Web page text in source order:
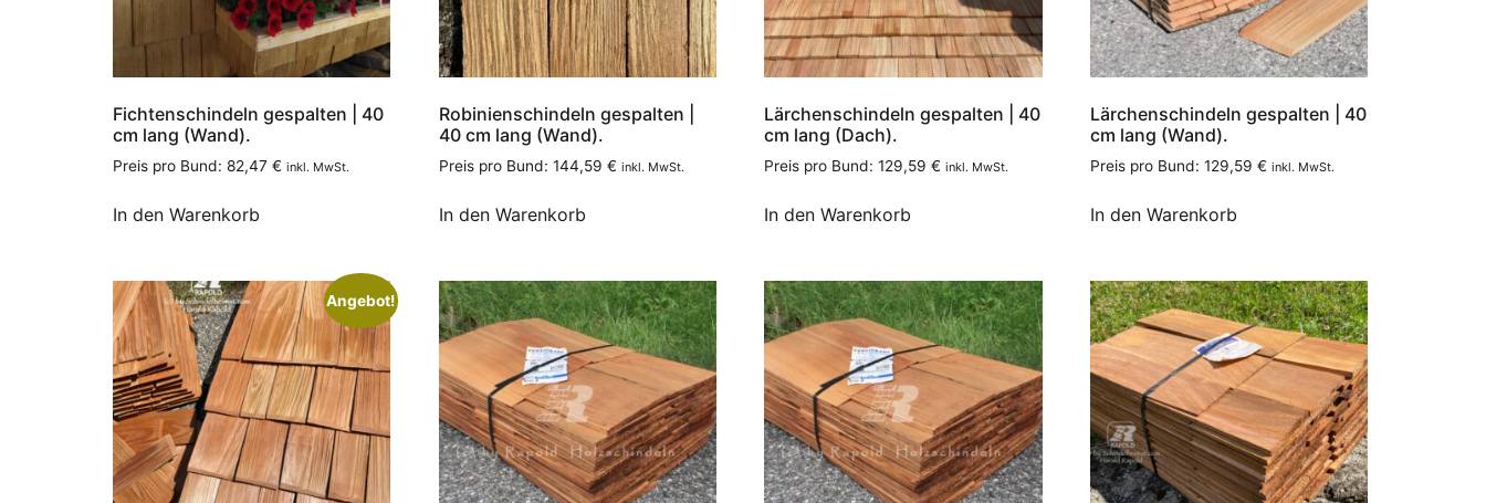
Fichtenschindeln gespalten | 40
cm lang (Wand).
Preis pro Bund: 82,47 € inkl. MwSt.
In den Warenkorb
Robinienschindeln gespalten |
40 cm lang (Wand).
Preis pro Bund: 144,59 € inkl. MwSt.
In den Warenkorb
Lärchenschindeln gespalten | 40
cm lang (Dach).
Preis pro Bund:129,59€ inkl. MwSt.
In den Warenkorb
Lärchenschindeln gespalten | 40
cm lang (Wand).
Preis pro Bund:129,59€ inkl. MwSt.
In den Warenkorb
Angebot!